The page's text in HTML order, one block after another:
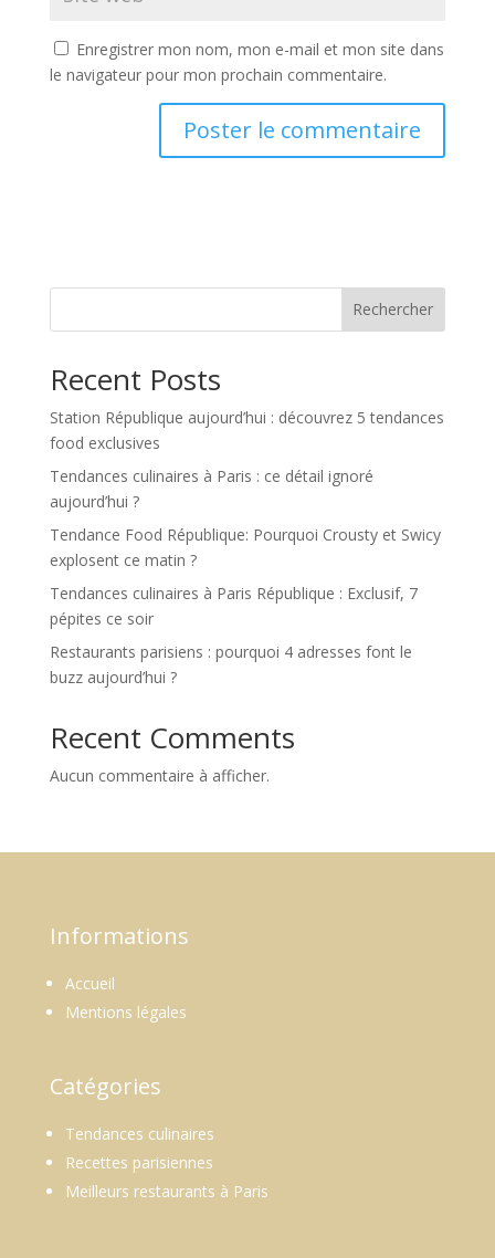
Enregistrer mon nom, mon e-mail et mon site dans
le navigateur pour mon prochain commentaire.
Rechercher
Recent Posts
Station République aujourd’hui : découvrez 5 tendances
food exclusives
Tendances culinaires à Paris : ce détail ignoré
aujourd’hui ?
Tendance Food République: Pourquoi Crousty et Swicy
explosent ce matin ?
Tendances culinaires à Paris République : Exclusif, 7
pépites ce soir
Restaurants parisiens : pourquoi 4 adresses font le
buzz aujourd’hui ?
Recent Comments
Aucun commentaire à afficher.
Informations
Accueil
Mentions légales
Catégories
Tendances culinaires
Recettes parisiennes
Meilleurs restaurants à Paris